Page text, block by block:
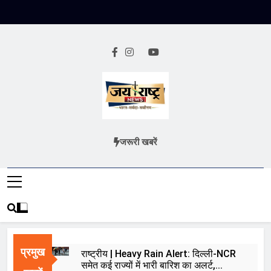
Jai Rashtra
हिंदी समाचार
जरूरी खबरें
प्रमुख
राष्ट्रीय | Heavy Rain Alert: दिल्ली-NCR
समेत कई राज्यों में भारी बारिश का अलर्ट,